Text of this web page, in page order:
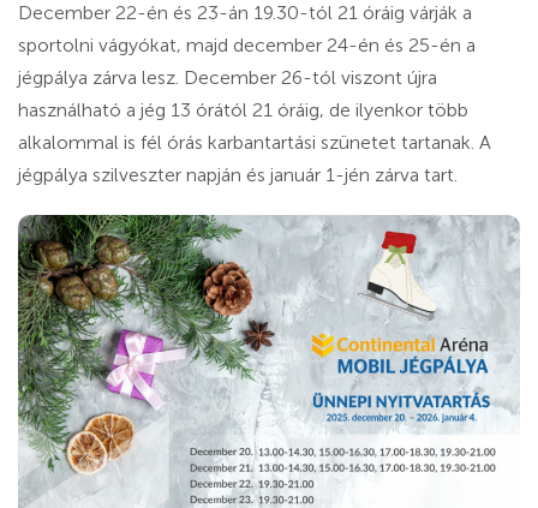
December 22-én és 23-án 19.30-tól 21 óráig várják a
sportolni vágyókat, majd december 24-én és 25-én a
jégpálya zárva lesz. December 26-tól viszont újra
használható a jég 13 órától 21 óráig, de ilyenkor több
alkalommal is fél órás karbantartási szünetet tartanak. A
jégpálya szilveszter napján és január 1-jén zárva tart.